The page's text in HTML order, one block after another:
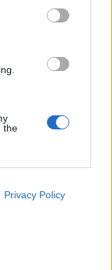
the
Privacy Policy